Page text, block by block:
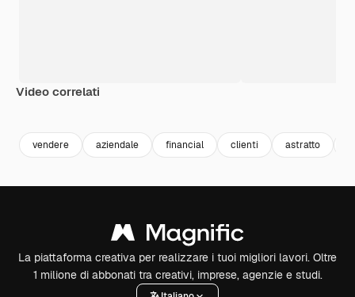
Video correlati
vendere aziendale financial clienti astratto
La piattaforma creativa per realizzare i tuoi migliori lavori. Oltre
1 milione di abbonati tra creativi, imprese, agenzie e studi.